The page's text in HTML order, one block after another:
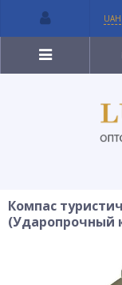
Компас
(Ударопрочный
UAH